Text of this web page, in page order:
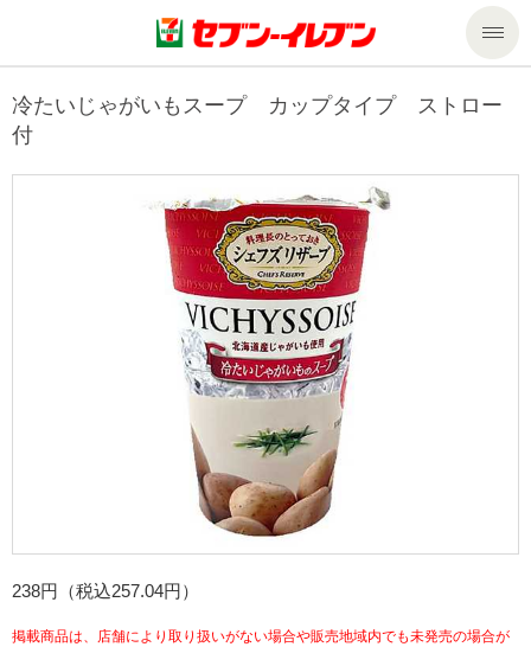
商品のご案内
食の安全・安心への取組み
プリペイドカード・金券
マルチコピー機でできること
マルチコピー機でできることトップ
プリント
切手・はがき・印紙
チケットサービス
セブンチケット
会社概要
サステナビリティトップ
サステナビリティ活動基本方針
冷たいじゃがいもスープ カップタイプ ストロー
付
238円（税込257.04円）
掲載商品は、店舗により取り扱いがない場合や販売地域内でも未発売の場合が